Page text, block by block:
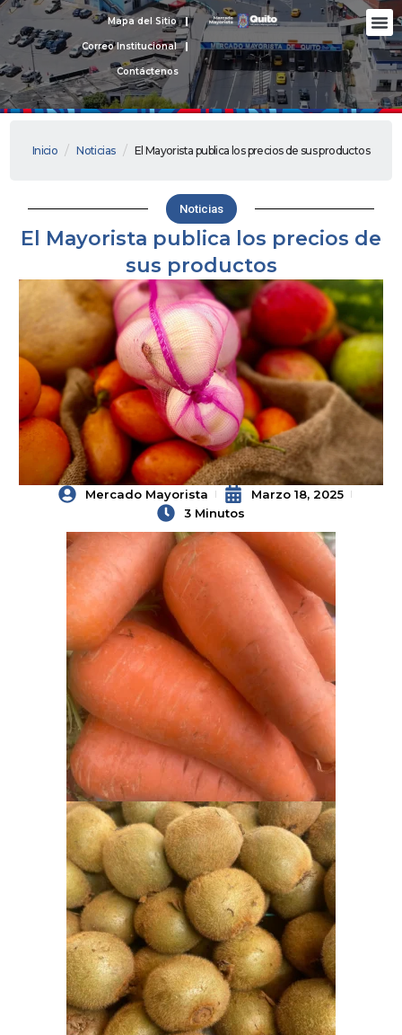
Ir
contenido
Mapa del Sitio
Correo Institucional
Contáctenos
Inicio / Noticias / El Mayorista publica los precios de sus productos
Noticias
El Mayorista publica los precios de
sus productos
Mercado Mayorista
Marzo 18, 2025
3 Minutos